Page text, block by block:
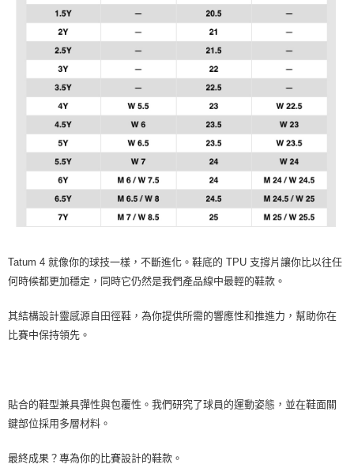
Tatum 4 就像你的球技一樣，不斷進化。鞋底的 TPU 支撐片讓你比以往任
何時候都更加穩定，同時它仍然是我們產品線中最輕的鞋款。
其結構設計靈感源自田徑鞋，為你提供所需的響應性和推進力，幫助你在
比賽中保持領先。
貼合的鞋型兼具彈性與包覆性。我們研究了球員的運動姿態，並在鞋面關
鍵部位採用多層材料。
最終成果？專為你的比賽設計的鞋款。